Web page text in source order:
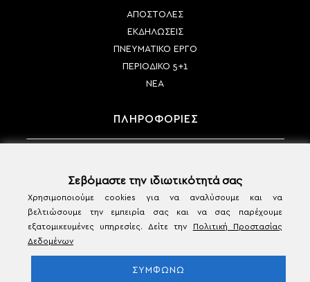
ΑΠΟΣΤΟΛΕΣ
ΕΚΔΗΛΩΣΕΙΣ
ΠΝΕΥΜΑΤΙΚΟ ΕΡΓΟ
ΠΕΡΙΟΔΙΚΟ 5+1
ΝΕΑ
ΠΛΗΡΟΦΟΡΙΕΣ
ΤΡΟΠΟΙ ΑΠΟΣΤΟΛΗΣ
ΠΟΛΙΤΙΚΗ ΑΚΥΡΩΣΗΣ & ΕΠΙΣΤΡΟΦΩΝ
ΟΡΟΙ ΧΡΗΣΗΣ & ΠΡΟΣΩΠΙΚΑ ΔΕΔΟΜΕΝΑ
ΕΠΙΚΟΙΝΩΝΙΑ
Σεβόμαστε την ιδιωτικότητά σας
Χρησιμοποιούμε cookies για να αναλύσουμε και να
βελτιώσουμε την εμπειρία σας και να σας παρέχουμε
εξατομικευμένες υπηρεσίες. Δείτε την
Πολιτική Προστασίας
Δεδομένων
ΣΥΜΦΩΝΩ